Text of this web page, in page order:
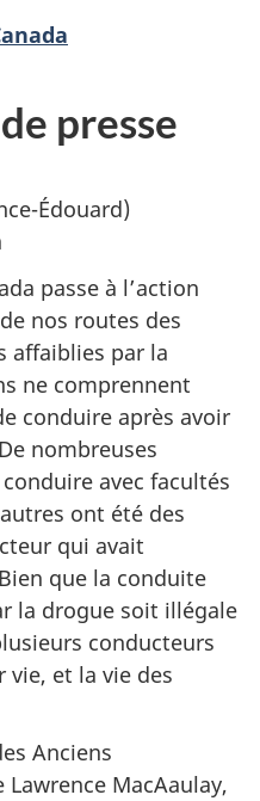
presse
Édouard)
passe à l’action
nos routes des
affaiblies par la
ne comprennent
conduire après avoir
nombreuses
avec facultés
ont été des
qui avait
que la conduite
la drogue soit illégale
conducteurs
et la vie des
Anciens
MacAaulay,